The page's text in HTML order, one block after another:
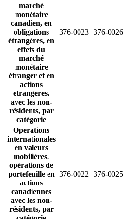
marché
monétaire
canadien, en
obligations
étrangères, en
effets du
marché
monétaire
étranger et en
actions
étrangères,
avec les non-
résidents, par
catégorie
376-0023 376-0026
Opérations
internationales
en valeurs
mobilières,
opérations de
portefeuille en
actions
canadiennes
avec les non-
résidents, par
376-0022 376-0025